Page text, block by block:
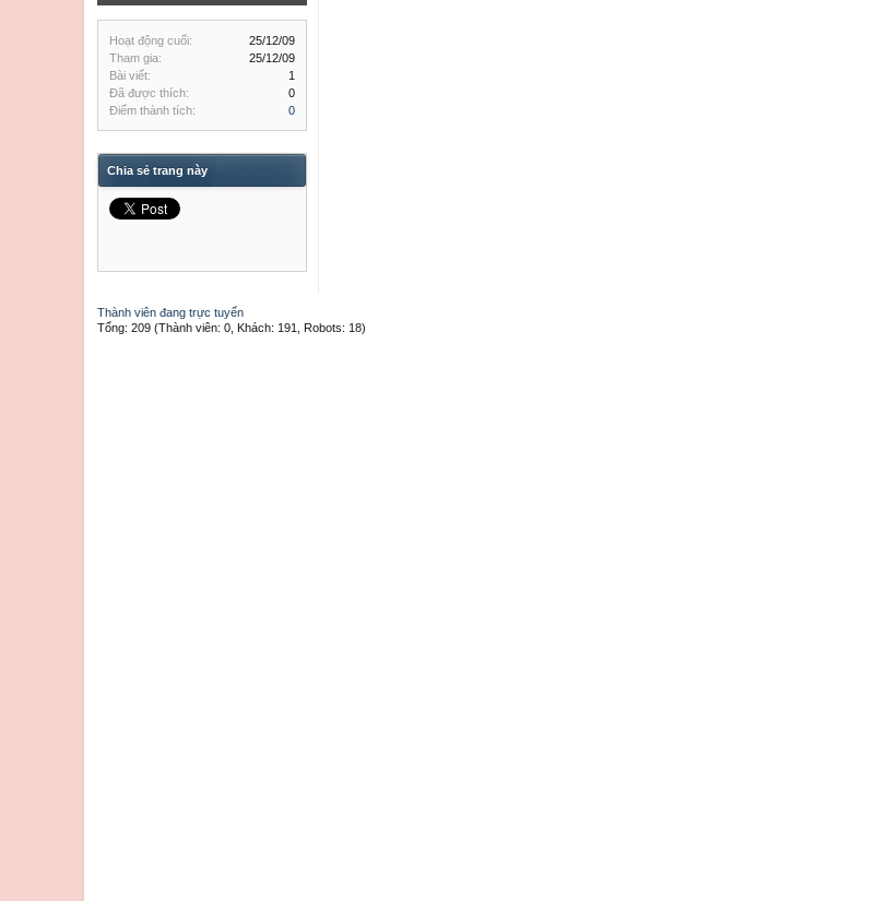
Hoạt động cuối:
25/12/09
Tham gia:
25/12/09
Bài viết:
1
Đã được thích:
0
Điểm thành tích:
0
Chia sẻ trang này
Thành viên đang trực tuyến
Tổng: 209 (Thành viên: 0, Khách: 191, Robots: 18)